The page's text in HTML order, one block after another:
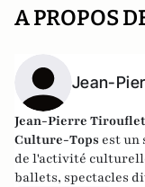
A PROPOS
Jean-
Jean-Pierre Tirouflet
Culture-Tops est un
de l'activité
ballets, spectacles